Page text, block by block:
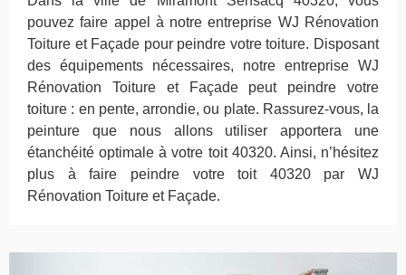
pouvez faire appel à notre entreprise WJ Rénovation
Toiture et Façade pour peindre votre toiture. Disposant
des équipements nécessaires, notre entreprise WJ
Rénovation Toiture et Façade peut peindre votre
toiture : en pente, arrondie, ou plate. Rassurez-vous, la
peinture que nous allons utiliser apportera une
étanchéité optimale à votre toit 40320. Ainsi, n’hésitez
plus à faire peindre votre toit 40320 par WJ
Rénovation Toiture et Façade.